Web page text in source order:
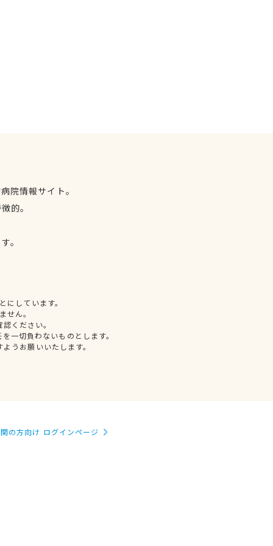
院情報サイト。
的。
。
しています。
せん。
ください。
一切負わないものとします。
うお願いいたします。
の方向け ログインページ